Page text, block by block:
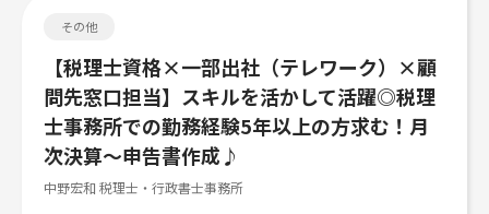
その他
【税理士資格×一部出社（テレワーク）×顧
問先窓口担当】スキルを活かして活躍◎税理
士事務所での勤務経験5年以上の方求む！月
次決算～申告書作成♪
中野宏和 税理士・行政書士事務所